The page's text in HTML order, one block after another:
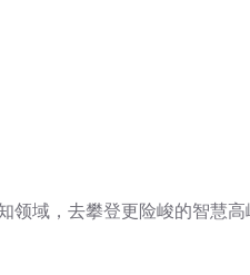
域，去攀登更险峻的智慧高